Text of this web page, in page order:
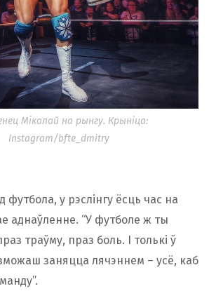
Мікалай на рынгу. Крыніца:
Instagram/bfte_dmitry
футбола, у рэслінгу ёсць час на
аднаўленне. “У футболе ж ты
траўму, праз боль. І толькі ў
заняцца лячэннем – усё, каб